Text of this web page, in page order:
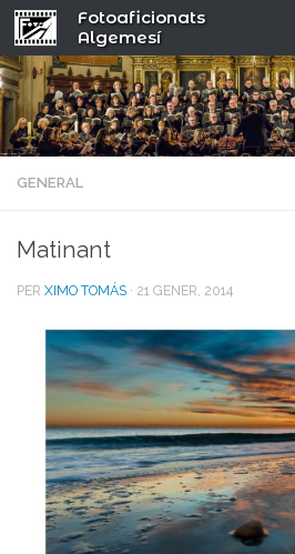
Fotoaficionats
Algemesí
GENERAL
Matinant
PER XIMO TOMÁS · 21 GENER, 2014